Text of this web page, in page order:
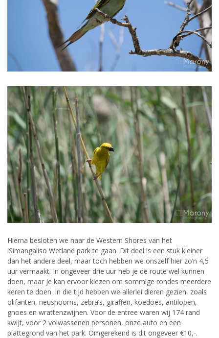
Hierna besloten we naar de Western Shores van het
iSimangaliso Wetland park te gaan. Dit deel is een stuk kleiner
dan het andere deel, maar toch hebben we onszelf hier zo’n 4,5
uur vermaakt. In ongeveer drie uur heb je de route wel kunnen
doen, maar je kan ervoor kiezen om sommige rondes meerdere
keren te doen. In die tijd hebben we allerlei dieren gezien, zoals
olifanten, neushoorns, zebra’s, giraffen, koedoes, antilopen,
gnoes en wrattenzwijnen. Voor de entree waren wij 174 rand
kwijt, voor 2 volwassenen personen, onze auto en een
plattegrond van het park. Omgerekend is dit ongeveer €10,-.